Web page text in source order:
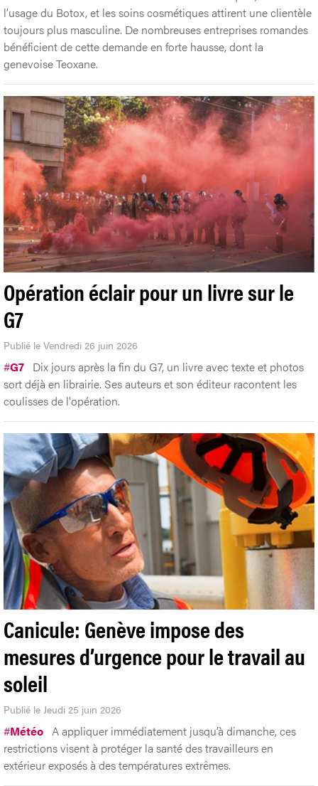
l’usage du Botox, et les soins cosmétiques attirent une clientèle
toujours plus masculine. De nombreuses entreprises romandes
bénéficient de cette demande en forte hausse, dont la
genevoise Teoxane.
Opération éclair pour un livre sur le
G7
Publié le Vendredi 26 juin 2026
#G7 Dix jours après la fin du G7, un livre avec texte et photos
sort déjà en librairie. Ses auteurs et son éditeur racontent les
coulisses de l'opération.
Canicule: Genève impose des
mesures d’urgence pour le travail au
soleil
Publié le Jeudi 25 juin 2026
#Météo A appliquer immédiatement jusqu’à dimanche, ces
restrictions visent à protéger la santé des travailleurs en
extérieur exposés à des températures extrêmes.